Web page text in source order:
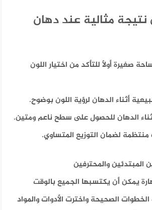
مثالية عند دهان
صغيرة أولاً للتأكد من اختيار اللون
أثناء الدهان لرؤية اللون بوضوح.
الدهان للحصول على سطح ناعم ومتين.
لضمان التوزيع المتساوي.
والمحترفين
يمكن أن يكتسبها الجميع بالوقت
الخطوات الصحيحة واخترت الأدوات والمواد